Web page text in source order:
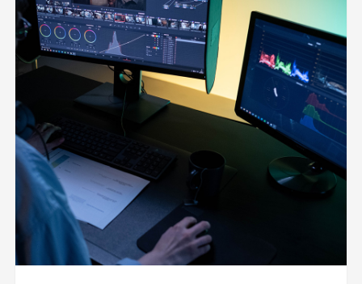
Vivid认证实施规则-显示设备》附录1-关键元器件清
单和申请单元说明，并加盖公章。